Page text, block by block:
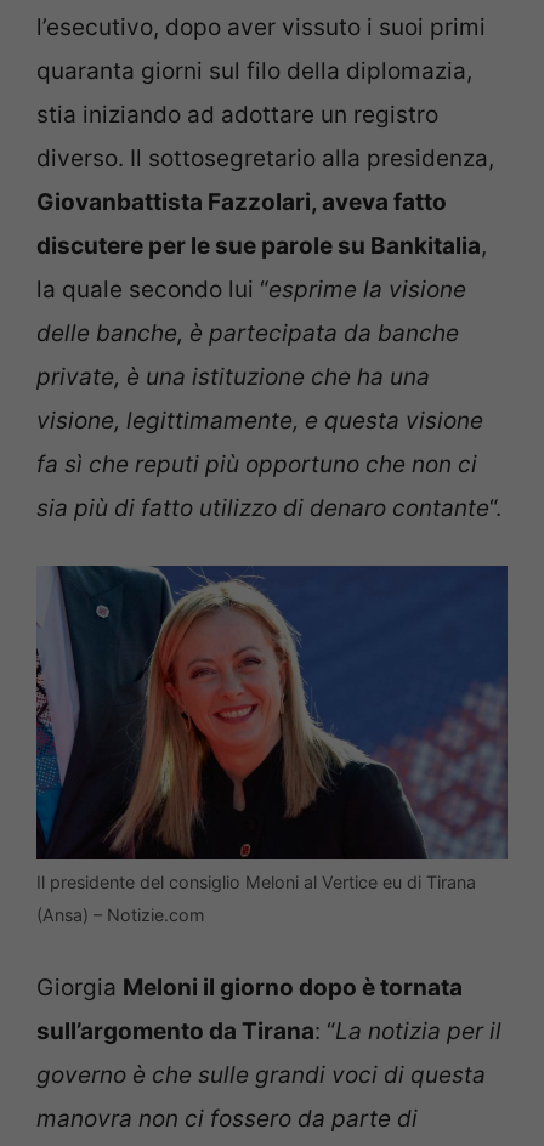
l’esecutivo, dopo aver vissuto i suoi primi
quaranta giorni sul filo della diplomazia,
stia iniziando ad adottare un registro
diverso. Il sottosegretario alla presidenza,
Giovanbattista Fazzolari, aveva fatto
discutere per le sue parole su Bankitalia,
la quale secondo lui “esprime la visione
delle banche, è partecipata da banche
private, è una istituzione che ha una
visione, legittimamente, e questa visione
fa sì che reputi più opportuno che non ci
sia più di fatto utilizzo di denaro contante“.
Il presidente del consiglio Meloni al Vertice eu di Tirana
(Ansa) – Notizie.com
Giorgia Meloni il giorno dopo è tornata
sull’argomento da Tirana: “La notizia per il
governo è che sulle grandi voci di questa
manovra non ci fossero da parte di